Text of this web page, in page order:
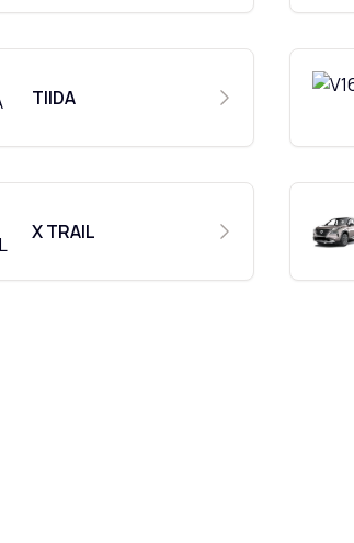
TIIDA
X TRAIL